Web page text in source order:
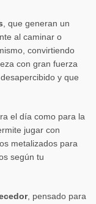
, que generan un
al caminar o
convirtiendo
con gran fuerza
y que
el día como para la
jugar con
metalizados para
según tu
, pensado para